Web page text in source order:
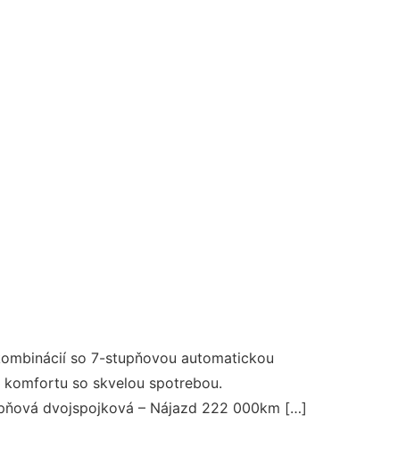
so 7-stupňovou automatickou
so skvelou spotrebou.
dvojspojková – Nájazd 222 000km […]